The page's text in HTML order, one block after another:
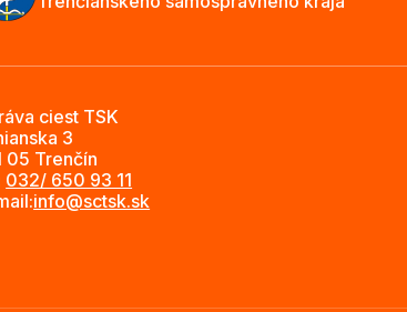
ciest TSK
3
05 Trenčín
032/ 650 93 11
info@sctsk.sk